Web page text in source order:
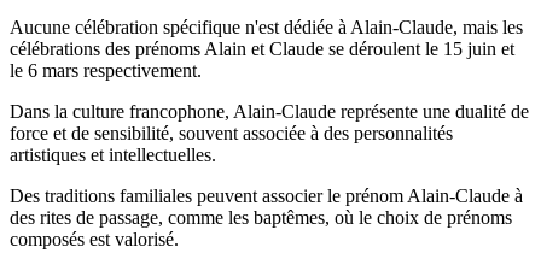
Aucune célébration spécifique n'est dédiée à Alain-Claude, mais les
célébrations des prénoms Alain et Claude se déroulent le 15 juin et
le 6 mars respectivement.
Dans la culture francophone, Alain-Claude représente une dualité de
force et de sensibilité, souvent associée à des personnalités
artistiques et intellectuelles.
Des traditions familiales peuvent associer le prénom Alain-Claude à
des rites de passage, comme les baptêmes, où le choix de prénoms
composés est valorisé.